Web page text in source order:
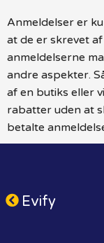
Anmeldelser er
at de er skrevet
anmeldelserne
andre aspekter.
af en butiks eller
rabatter uden at
betalte
Evify